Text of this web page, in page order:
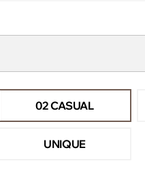
02 CASUAL
UNIQUE